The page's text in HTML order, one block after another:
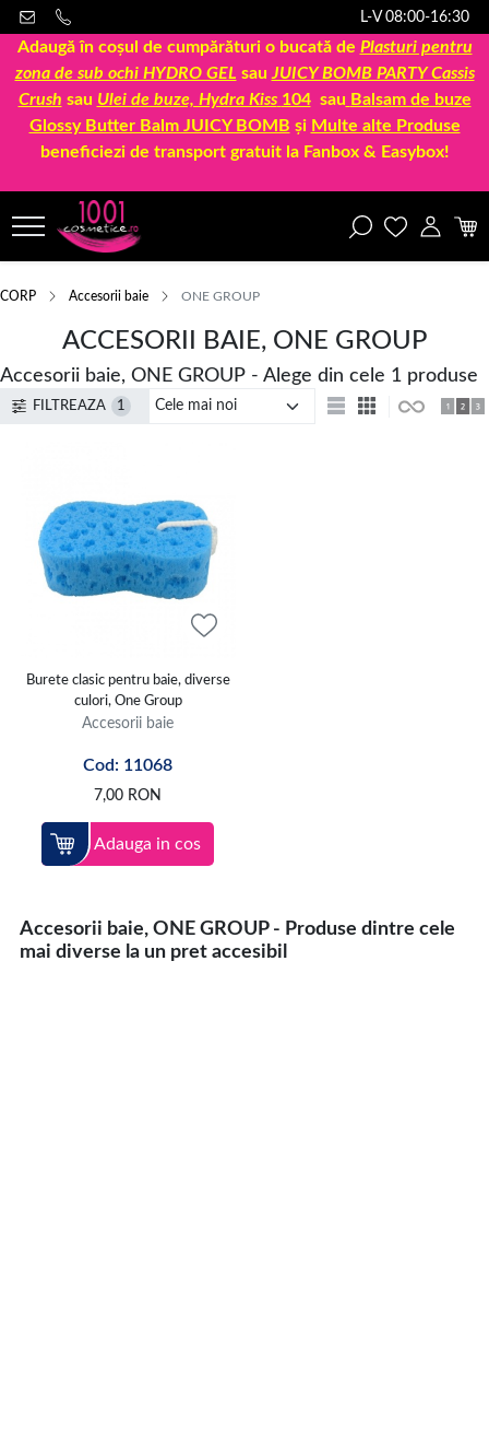
L-V 08:00-16:30
Adaugă în coșul de cumpărături o bucată de Plasturi pentru
zona de sub ochi HYDRO GEL sau JUICY BOMB PARTY Cassis
Crush sau Ulei de buze, Hydra Kiss 104sau Balsam de buze
Glossy Butter Balm JUICY BOMB și Multe alte Produse
beneficiezi de transport gratuit la Fanbox & Easybox!
CORP Accesorii baie ONE GROUP
ACCESORII BAIE, ONE GROUP
Accesorii baie, ONE GROUP - Alege din cele 1 produse
FILTREAZA 1
Burete clasic pentru baie, diverse
culori, One Group
Accesorii baie
Cod: 11068
7,00 RON
Adauga in cos
Accesorii baie, ONE GROUP - Produse dintre cele
mai diverse la un pret accesibil